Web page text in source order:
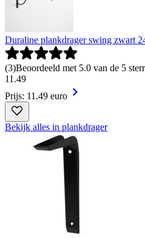
Duraline plankdrager swing zwart
(3)Beoordeeld met 5.0 van de 5
11 .49
Prijs: 11.49 euro
Bekijk alles in plankdrager